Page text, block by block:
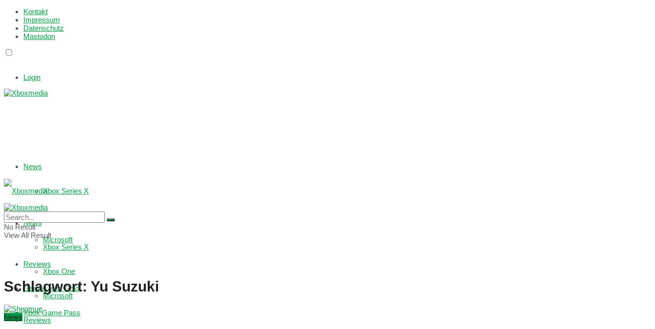
Kontakt
Impressum
Datenschutz
Mastodon
Login
News
Xbox Series X
Microsoft
Reviews
Games with Gold
Xbox Game Pass
News
Xbox Series X
Xbox One
Microsoft
Reviews
No Result
View All Result
Schlagwort: Yu Suzuki
News